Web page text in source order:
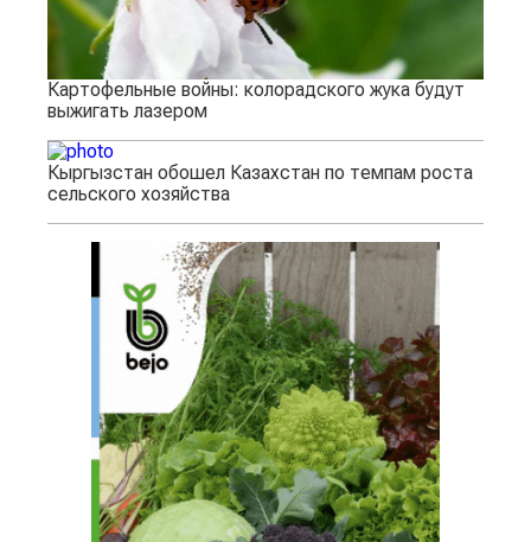
Картофельные войны: колорадского жука будут
выжигать лазером
Кыргызстан обошел Казахстан по темпам роста
сельского хозяйства